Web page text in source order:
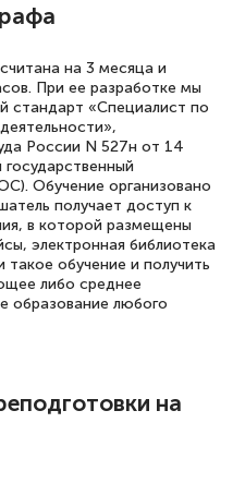
за курс
"Эксперт ЕГЭ по
Много
Это
пройти
на 3 месяца и
При ее разработке мы
стандарт «Специалист по
России N 527н от 14
Обучение организовано
получает доступ к
в которой размещены
электронная библиотека
обучение и получить
либо среднее
образование любого
на